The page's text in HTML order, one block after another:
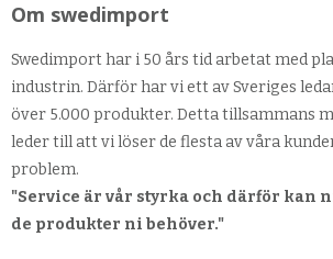
Om swedimport
Swedimport har i 50 års tid arbetat med
industrin. Därför har vi ett av Sveriges
över 5.000 produkter. Detta tillsammans
leder till att vi löser de flesta av våra
problem.
"Service är vår styrka och därför kan
de produkter ni behöver."